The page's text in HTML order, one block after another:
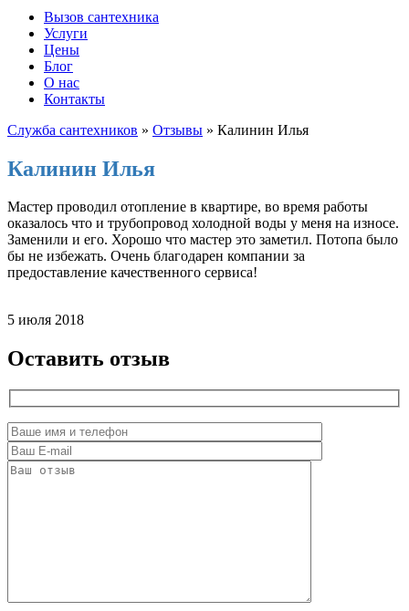
Вызов сантехника
Услуги
Цены
Блог
О нас
Контакты
Служба сантехников » Отзывы » Калинин Илья
Калинин Илья
Мастер проводил отопление в квартире, во время работы
оказалось что и трубопровод холодной воды у меня на износе.
Заменили и его. Хорошо что мастер это заметил. Потопа было
бы не избежать. Очень благодарен компании за
предоставление качественного сервиса!
5 июля 2018
Оставить отзыв